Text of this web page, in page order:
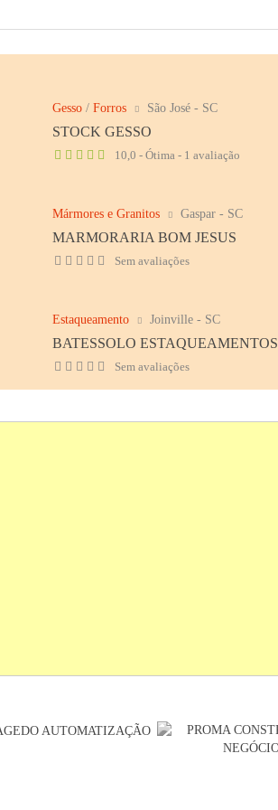
Gesso /Forros São José - SC
STOCK GESSO
10,0 - Ótima - 1 avaliação
Mármores e Granitos Gaspar - SC
MARMORARIA BOM JESUS
Sem avaliações
Estaqueamento Joinville - SC
BATESSOLO ESTAQUEAMENTOS
Sem avaliações